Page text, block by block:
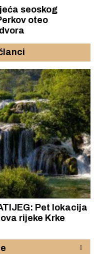
seoskog
Pet lokacija
rijeke Krke